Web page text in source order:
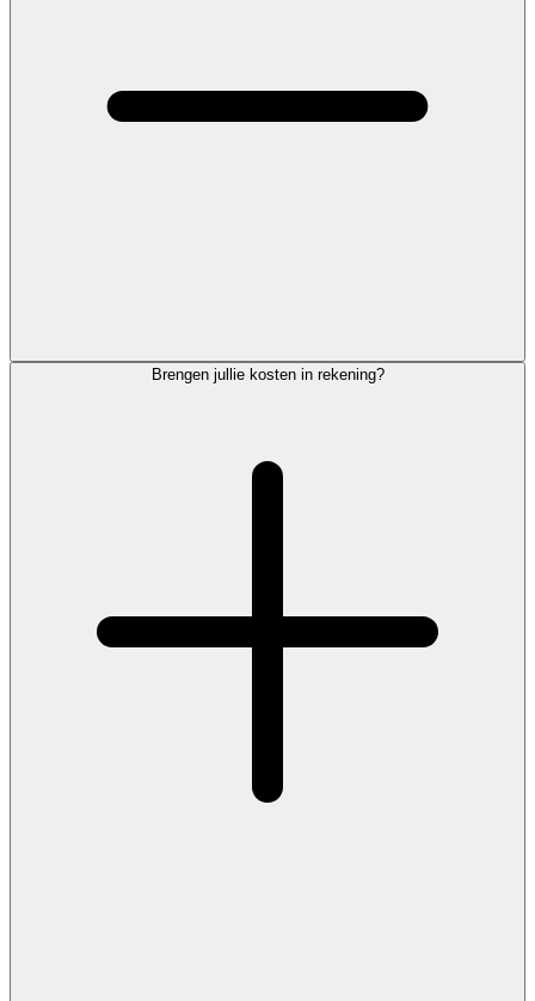
Brengen jullie kosten in rekening?